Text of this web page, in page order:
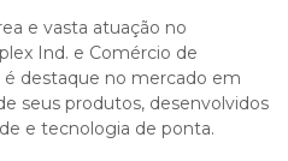
e vasta atuação no
Ind. e Comércio de
é destaque no mercado em
seus produtos, desenvolvidos
e tecnologia de ponta.